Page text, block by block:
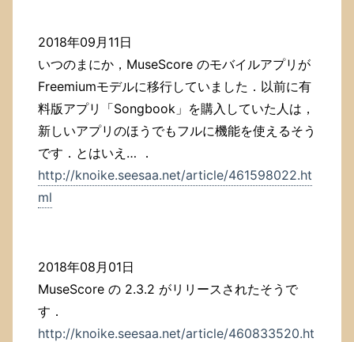
2018年09月11日
いつのまにか，MuseScore のモバイルアプリが
Freemiumモデルに移行していました．以前に有
料版アプリ「Songbook」を購入していた人は，
新しいアプリのほうでもフルに機能を使えるそう
です．とはいえ… ．
http://knoike.seesaa.net/article/461598022.ht
ml
2018年08月01日
MuseScore の 2.3.2 がリリースされたそうで
す．
http://knoike.seesaa.net/article/460833520.ht